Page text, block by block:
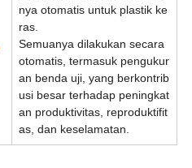
nya otomatis untuk plastik ke
ras.
Semuanya dilakukan secara
otomatis, termasuk pengukur
an benda uji, yang berkontrib
usi besar terhadap peningkat
an produktivitas, reproduktifit
as, dan keselamatan.